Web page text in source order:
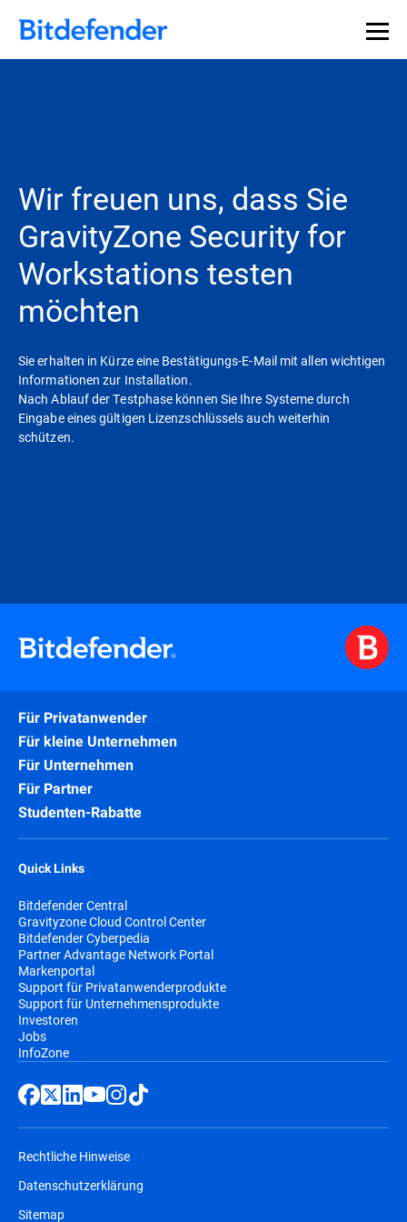
Wir freuen uns, dass Sie
GravityZone Security for
Workstations testen
möchten
Sie erhalten in Kürze eine Bestätigungs-E-Mail mit allen wichtigen
Informationen zur Installation.
Nach Ablauf der Testphase können Sie Ihre Systeme durch
Eingabe eines gültigen Lizenzschlüssels auch weiterhin
schützen.
Für Privatanwender
Für kleine Unternehmen
Für Unternehmen
Für Partner
Studenten-Rabatte
Quick Links
Bitdefender Central
Gravityzone Cloud Control Center
Bitdefender Cyberpedia
Partner Advantage Network Portal
Markenportal
Support für Privatanwenderprodukte
Support für Unternehmensprodukte
Investoren
Jobs
InfoZone
Rechtliche Hinweise
Datenschutzerklärung
Sitemap